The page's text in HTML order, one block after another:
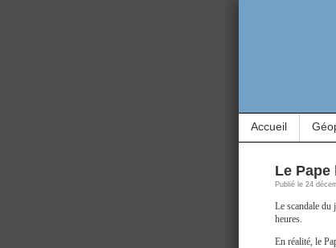
Accueil
Le
Publié le 24
Le scandale du
heures.
En réalité, le